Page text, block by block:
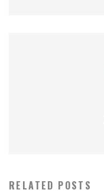
RELATED POSTS